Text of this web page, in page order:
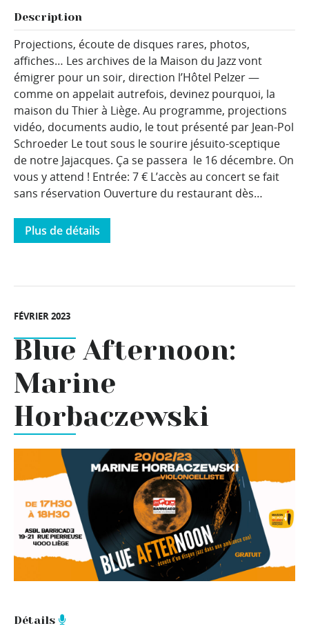
Description
Projections, écoute de disques rares, photos,
affiches… Les archives de la Maison du Jazz vont
émigrer pour un soir, direction l’Hôtel Pelzer —
comme on appelait autrefois, devinez pourquoi, la
maison du Thier à Liège. Au programme, projections
vidéo, documents audio, le tout présenté par Jean-Pol
Schroeder Le tout sous le sourire jésuito-sceptique
de notre Jajacques. Ça se passera le 16 décembre. On
vous y attend ! Entrée: 7 € L’accès au concert se fait
sans réservation Ouverture du restaurant dès…
Plus de détails
FÉVRIER 2023
Blue Afternoon:
Marine
Horbaczewski
Détails